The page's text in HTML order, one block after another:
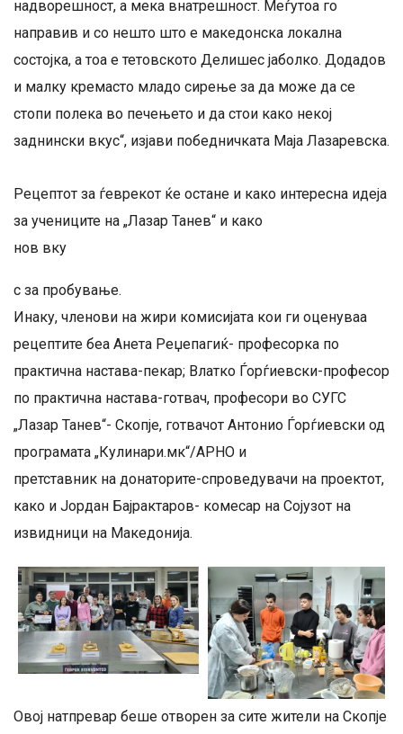
надворешност, а мека внатрешност. Меѓутоа го
направив и со нешто што е македонска локална
состојка, а тоа е тетовското Делишес јаболко. Додадов
и малку кремасто младо сирење за да може да се
стопи полека во печењето и да стои како некој
заднински вкус“, изјави победничката Маја Лазаревска.
Рецептот за ѓеврекот ќе остане и како интересна идеја
за учениците на „Лазар Танев“ и како
нов вку
с за пробување.
Инаку, членови на жири комисијата кои ги оценуваа
рецептите беа Анета Реџепагиќ- професорка по
практична настава-пекар; Влатко Ѓорѓиевски-професор
по практична настава-готвач, професори во СУГС
„Лазар Танев“- Скопје, готвачот Антонио Ѓорѓиевски од
програмата „Кулинари.мк“/АРНО и
претставник на донаторите-спроведувачи на проектот,
како и Jордан Бајрактаров- комесар на Сојузот на
извидници на Македонија.
Овој натпревар беше отворен за сите жители на Скопје